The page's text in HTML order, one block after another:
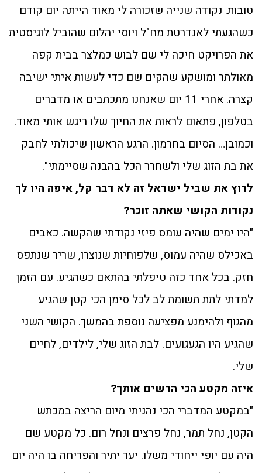
טובות. נקודה שנייה שזכורה לי מאוד הייתה יום קודם
כשהגעתי לאנדרטת מח"ל ויוסי יהלום שהוביל לוגיסטית
את הפרויקט חיכה לי שם לבוש כמלצר בבית קפה
מאולתר ומושקע שהקים שם כדי לעשות איתי ישיבה
קצרה. אחרי 11 יום שאנחנו מתכתבים או מדברים
בטלפון, פתאום לראות את החיוך שלו ריגש אותי מאוד.
וכמובן… הסיום בחרמון. הרגע הראשון שיכולתי לחבק
את בת הזוג שלי ולשחרר הכל בהבנה שסיימתי".
לרוץ את שביל ישראל זה לא דבר קל, איפה היו לך
נקודות הקושי שאתה זוכר?
"היו ימים שהיה עומס פיזי נקודתי שהקשה. כאבים
באכילס שהיה עמוס, שלפוחיות שנוצרו, שריר שנתפס
חזק. בכל אחד כזה טיפלתי בהתאם כשהגיע. עם הזמן
למדתי לתת תשומת לב לכל סימן הכי קטן שהגיע
מהגוף ולהימנע מפציעה נוספת בהמשך. הקושי השני
שהגיע היו הגעגועים. לבת הזוג שלי, לילדים, לחיים
שלי.
איזה מקטע הכי הרשים אותך?
"במקטע המדברי הכי נהניתי מיום הריצה במכתש
הקטן, נחל תמר, נחל פרצים ונחל רום. כל מקטע שם
היה עם יופי ייחודי משלו. יער יתיר והפריחה בו היה יום